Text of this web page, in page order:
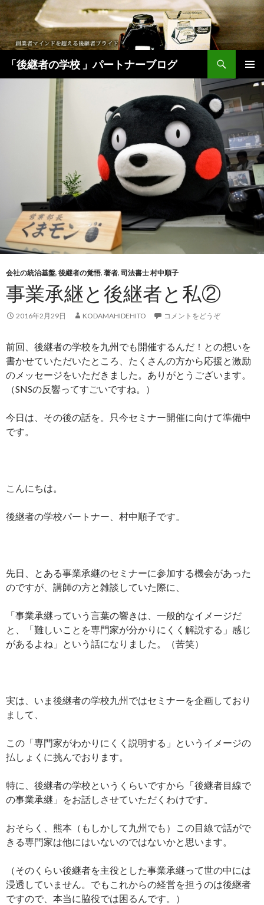
「後継者の学校 」パートナーブログ
検
メインメ
会社の統治基盤, 後継者の覚悟, 著者, 司法書士 村中順子
事業承継と後継者と私②
2016年2月29日 KODAMAHIDEHITO コメントをどうぞ
前回、後継者の学校を九州でも開催するんだ！との想いを
書かせていただいたところ、たくさんの方から応援と激励
のメッセージをいただきました。ありがとうございます。
（SNSの反響ってすごいですね。）
今日は、その後の話を。只今セミナー開催に向けて準備中
です。
こんにちは。
後継者の学校パートナー、村中順子です。
先日、とある事業承継のセミナーに参加する機会があった
のですが、講師の方と雑談していた際に、
「事業承継っていう言葉の響きは、一般的なイメージだ
と、「難しいことを専門家が分かりにくく解説する」感じ
があるよね」という話になりました。（苦笑）
実は、いま後継者の学校九州ではセミナーを企画しており
まして、
この「専門家がわかりにくく説明する」というイメージの
払しょくに挑んでおります。
特に、後継者の学校というくらいですから「後継者目線で
の事業承継」をお話しさせていただくわけです。
おそらく、熊本（もしかして九州でも）この目線で話がで
きる専門家は他にはいないのではないかと思います。
（そのくらい後継者を主役とした事業承継って世の中には
浸透していません。でもこれからの経営を担うのは後継者
ですので、本当に脇役では困るんです。）